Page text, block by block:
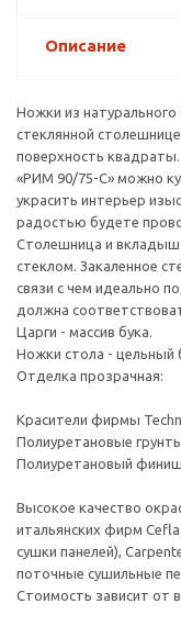
Описание
Ножки из натурального
стеклянной
поверхность
«РИМ 90/75-С» можно
украсить интерьер
радостью будете
Столешница и вкладыш
стеклом. Закаленное
связи с чем идеально
должна
Царги - массив бука.
Ножки стола - цельный
Отделка прозрачная:
Красители фирмы
Полиуретановые
Полиуретановый
Высокое качество
итальянских фирм
сушки панелей),
поточные сушильные
Стоимость зависит от